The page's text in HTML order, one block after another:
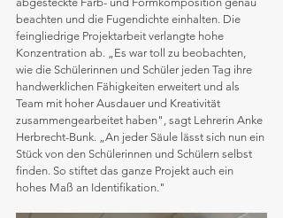
beachten und die Fugendichte einhalten. Die
feingliedrige Projektarbeit verlangte hohe
Konzentration ab. „Es war toll zu beobachten,
wie die Schülerinnen und Schüler jeden Tag ihre
handwerklichen Fähigkeiten erweitert und als
Team mit hoher Ausdauer und Kreativität
zusammengearbeitet haben", sagt Lehrerin Anke
Herbrecht-Bunk. „An jeder Säule lässt sich nun ein
Stück von den Schülerinnen und Schülern selbst
finden. So stiftet das ganze Projekt auch ein
hohes Maß an Identifikation."